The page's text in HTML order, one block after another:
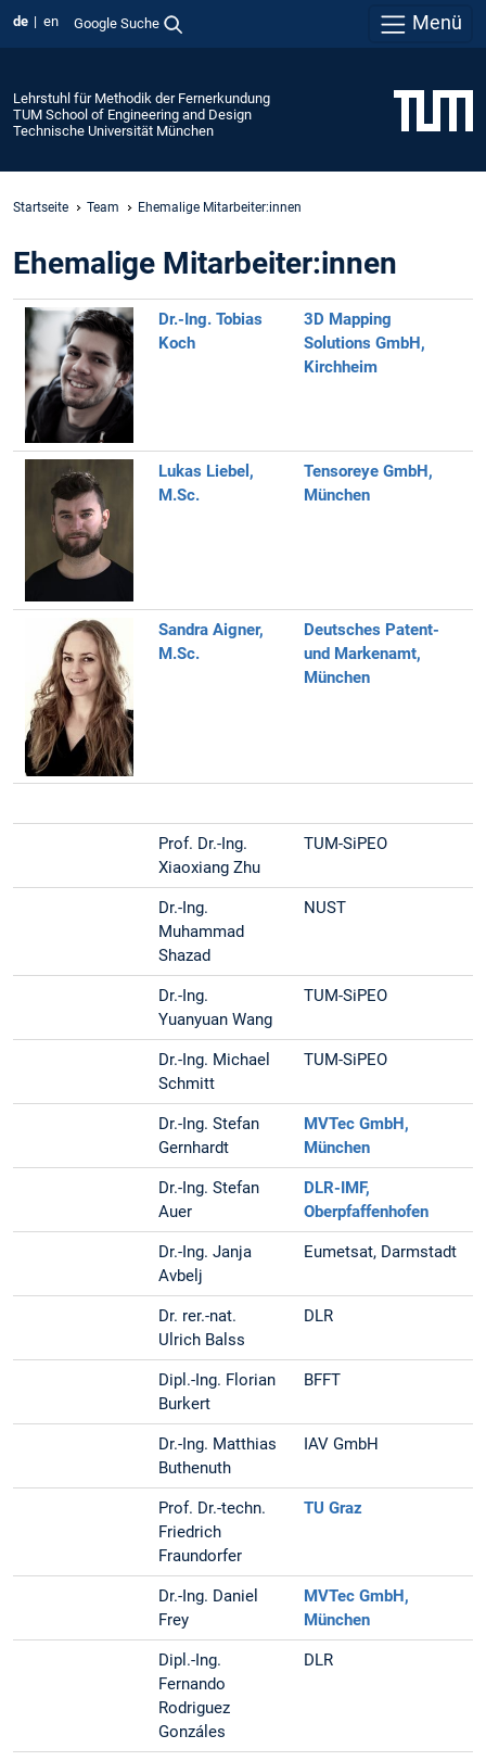
de en Google Suche Menü
Lehrstuhl für Methodik der Fernerkundung
TUM School of Engineering and Design
Technische Universität München
Startseite Team Ehemalige Mitarbeiter:innen
Ehemalige Mitarbeiter:innen
Dr.-Ing. Tobias
Koch
3D Mapping
Solutions GmbH,
Kirchheim
Lukas Liebel,
M.Sc.
Tensoreye GmbH,
München
Sandra Aigner,
M.Sc.
Deutsches Patent-
und Markenamt,
München
Prof. Dr.-Ing.
Xiaoxiang Zhu
TUM-SiPEO
Dr.-Ing.
Muhammad
Shazad
NUST
Dr.-Ing.
Yuanyuan Wang
TUM-SiPEO
Dr.-Ing. Michael
Schmitt
TUM-SiPEO
Dr.-Ing. Stefan
Gernhardt
MVTec GmbH,
München
Dr.-Ing. Stefan
Auer
DLR-IMF,
Oberpfaffenhofen
Dr.-Ing. Janja
Avbelj
Eumetsat, Darmstadt
Dr. rer.-nat.
Ulrich Balss
DLR
Dipl.-Ing. Florian
Burkert
BFFT
Dr.-Ing. Matthias
Buthenuth
IAV GmbH
Prof. Dr.-techn.
Friedrich
Fraundorfer
TU Graz
Dr.-Ing. Daniel
Frey
MVTec GmbH,
München
Dipl.-Ing.
Fernando
Rodriguez
Gonzáles
DLR